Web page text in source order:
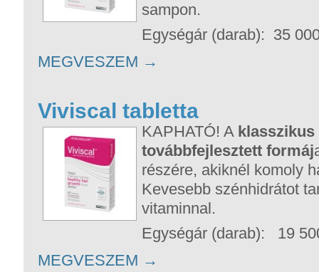
sampon.
Egységár (darab): 35
MEGVESZEM →
Viviscal tabletta
KAPHATÓ! A
továbbfejlesztett formáj
részére, akiknél komoly
Kevesebb szénhidrátot
vitaminnal.
Egységár (darab): 19
MEGVESZEM →